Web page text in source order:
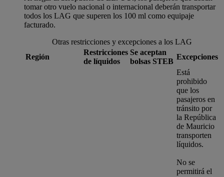
tomar otro vuelo nacional o internacional deberán transportar
todos los LAG que superen los 100 ml como equipaje
facturado.
Otras restricciones y excepciones a los LAG
Región
Restricciones
de líquidos
Se aceptan
bolsas STEB
Excepciones
Está
prohibido
que los
pasajeros en
tránsito por
la República
de Mauricio
transporten
líquidos.
No se
permitirá el